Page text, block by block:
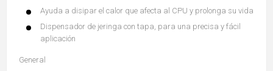
Ayuda a disipar el calor que afecta al CPU y prolonga su vida
Dispensador de jeringa con tapa, para una precisa y fácil
aplicación
General